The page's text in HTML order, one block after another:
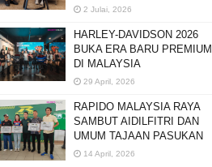
2 Julai, 2026
HARLEY-DAVIDSON 2026
BUKA ERA BARU PREMIUM
DI MALAYSIA
29 April, 2026
RAPIDO MALAYSIA RAYA
SAMBUT AIDILFITRI DAN
UMUM TAJAAN PASUKAN
14 April, 2026